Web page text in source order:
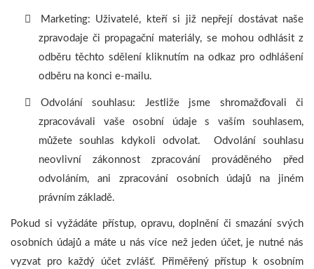
Marketing: Uživatelé, kteří si již nepřejí dostávat naše
zpravodaje či propagační materiály, se mohou odhlásit z
odběru těchto sdělení kliknutím na odkaz pro odhlášení
odběru na konci e-mailu.
Odvolání souhlasu: Jestliže jsme shromažďovali či
zpracovávali vaše osobní údaje s vaším souhlasem,
můžete souhlas kdykoli odvolat. Odvolání souhlasu
neovlivní zákonnost zpracování prováděného před
odvoláním, ani zpracování osobních údajů na jiném
právním základě.
Pokud si vyžádáte přístup, opravu, doplnění či smazání svých
osobních údajů a máte u nás více než jeden účet, je nutné nás
vyzvat pro každý účet zvlášť. Přiměřený přístup k osobním